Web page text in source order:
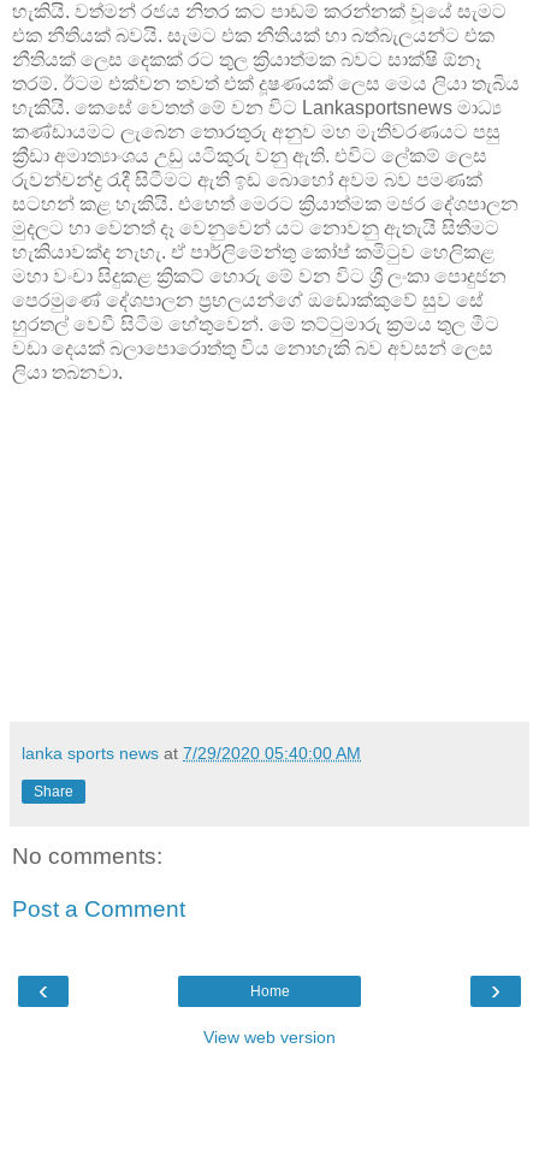
හැකියි. වත්මන් රජය නිතර කට පාඩම් කරන්නක් වූයේ සැමට
එක නීතියක් බවයි. සැමට එක නීතියක් හා බත්බැලයන්ට එක
නීතියක් ලෙස දෙකක් රට තුල ක්‍රියාත්මක බවට සාක්ෂි ඕනෑ
තරම්. ඊටම එක්වන තවත් එක් දූෂණයක් ලෙස මෙය ලියා තැබිය
හැකියි. කෙසේ වෙතත් මේ වන විට Lankasportsnews මාධ්‍ය
කණ්ඩායමට ලැබෙන තොරතුරු අනුව මහ මැතිවරණයට පසු
ක්‍රීඩා අමාත්‍යාංශය උඩු යටිකුරු වනු ඇති. එවිට ලේකම් ලෙස
රුවන්චන්ද්‍ර රැදී සිටීමට ඇති ඉඩ බොහෝ අවම බව පමණක්
සටහන් කළ හැකියි. එහෙත් මෙරට ක්‍රියාත්මක මජර දේශපාලන
මුදලට හා වෙනත් දෑ වෙනුවෙන් යට නොවනු ඇතැයි සිතීමට
හැකියාවක්ද නැහැ. ඒ පාර්ලිමේන්තු කෝප් කමිටුව හෙලිකළ
මහා වංචා සිදුකළ ක්‍රිකට් හොරු මේ වන විට ශ්‍රී ලංකා පොදුජන
පෙරමුණේ දේශපාලන ප්‍රභලයන්ගේ ඔඩොක්කුවේ සුව සේ
හුරතල් වෙවී සිටීම හේතුවෙන්. මේ තට්ටුමාරු ක්‍රමය තුල මීට
වඩා දෙයක් බලාපොරොත්තු විය නොහැකි බව අවසන් ලෙස
ලියා තබනවා.
lanka sports news at 7/29/2020 05:40:00 AM
Share
No comments:
Post a Comment
‹ ›
Home
View web version